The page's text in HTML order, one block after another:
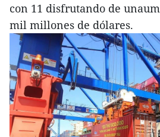
con 11 disfrutando de
mil millones de dólares.